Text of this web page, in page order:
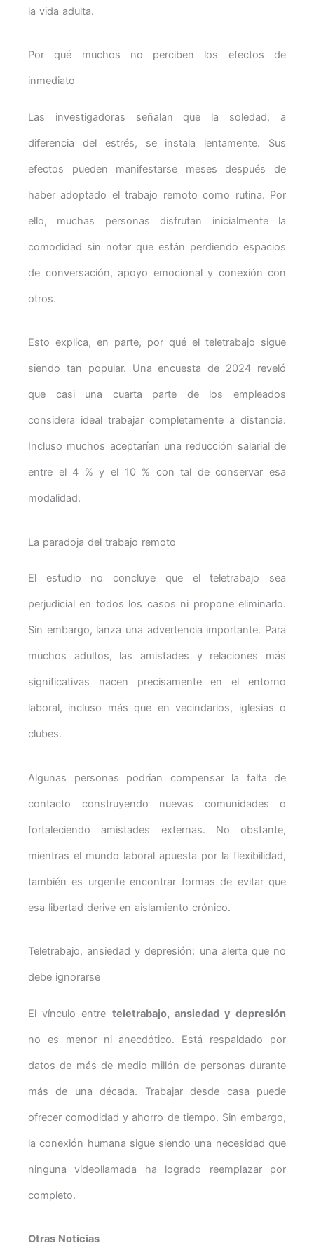
la vida adulta.
Por qué muchos no perciben los efectos de
inmediato
Las investigadoras señalan que la soledad, a
diferencia del estrés, se instala lentamente. Sus
efectos pueden manifestarse meses después de
haber adoptado el trabajo remoto como rutina. Por
ello, muchas personas disfrutan inicialmente la
comodidad sin notar que están perdiendo espacios
de conversación, apoyo emocional y conexión con
otros.
Esto explica, en parte, por qué el teletrabajo sigue
siendo tan popular. Una encuesta de 2024 reveló
que casi una cuarta parte de los empleados
considera ideal trabajar completamente a distancia.
Incluso muchos aceptarían una reducción salarial de
entre el 4 % y el 10 % con tal de conservar esa
modalidad.
La paradoja del trabajo remoto
El estudio no concluye que el teletrabajo sea
perjudicial en todos los casos ni propone eliminarlo.
Sin embargo, lanza una advertencia importante. Para
muchos adultos, las amistades y relaciones más
significativas nacen precisamente en el entorno
laboral, incluso más que en vecindarios, iglesias o
clubes.
Algunas personas podrían compensar la falta de
contacto construyendo nuevas comunidades o
fortaleciendo amistades externas. No obstante,
mientras el mundo laboral apuesta por la flexibilidad,
también es urgente encontrar formas de evitar que
esa libertad derive en aislamiento crónico.
Teletrabajo, ansiedad y depresión: una alerta que no
debe ignorarse
El vínculo entre teletrabajo, ansiedad y depresión
no es menor ni anecdótico. Está respaldado por
datos de más de medio millón de personas durante
más de una década. Trabajar desde casa puede
ofrecer comodidad y ahorro de tiempo. Sin embargo,
la conexión humana sigue siendo una necesidad que
ninguna videollamada ha logrado reemplazar por
completo.
Otras Noticias